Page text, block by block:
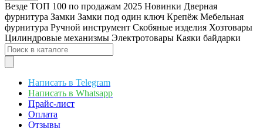
Везде ТОП 100 по продажам 2025 Новинки Дверная
фурнитура Замки Замки под один ключ Крепёж Мебельная
фурнитура Ручной инструмент Скобяные изделия Хозтовары
Цилиндровые механизмы Электротовары Каяки байдарки
Написать в Telegram
Написать в Whatsapp
Прайс-лист
Оплата
Отзывы